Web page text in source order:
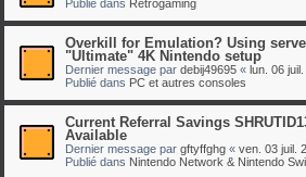
Publié dans Retrogaming
Overkill for Emulation? Using
"Ultimate" 4K Nintendo setup
Dernier message par debij49695 « lun. 06
Publié dans PC et autres consoles
Current Referral Savings
Available
Dernier message par gftyffghg « ven. 03 juil.
Publié dans Nintendo Network & Nintendo